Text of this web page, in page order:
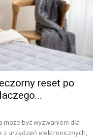
reset po
może być wyzwaniem dla
z urządzeń elektronicznych,